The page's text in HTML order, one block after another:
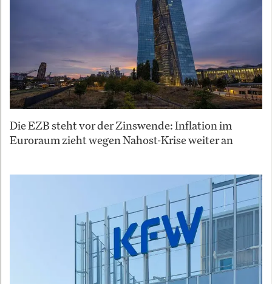
Die EZB steht vor der Zinswende: Inflation im
Euroraum zieht wegen Nahost-Krise weiter an